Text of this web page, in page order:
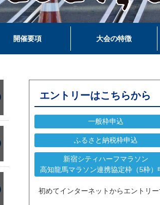
開催要項 大会の特徴
エントリーはこちらから
一般枠申込
ふるさと納税枠申込
新宿シティハーフマラソン
高知龍馬マラソン連携協定枠（5枠）
初めてインターネットからエントリー